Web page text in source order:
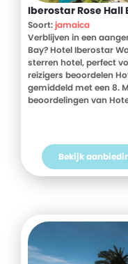
Iberostar Rose Hall
Soort:jamaica
Verblijven in een
Bay? Hotel Iberostar
sterren hotel, perfect
reizigers beoordelen
gemiddeld met een 8.
beoordelingen van
in Jamaica? Boek
Bekijk